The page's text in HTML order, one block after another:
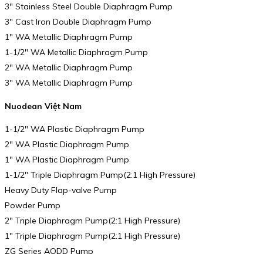
3″ Stainless Steel Double Diaphragm Pump
3″ Cast Iron Double Diaphragm Pump
1″ WA Metallic Diaphragm Pump
1-1/2″ WA Metallic Diaphragm Pump
2″ WA Metallic Diaphragm Pump
3″ WA Metallic Diaphragm Pump
Nuodean Việt Nam
1-1/2″ WA Plastic Diaphragm Pump
2″ WA Plastic Diaphragm Pump
1″ WA Plastic Diaphragm Pump
1-1/2″ Triple Diaphragm Pump(2:1 High Pressure)
Heavy Duty Flap-valve Pump
Powder Pump
2″ Triple Diaphragm Pump(2:1 High Pressure)
1″ Triple Diaphragm Pump(2:1 High Pressure)
ZG Series AODD Pump